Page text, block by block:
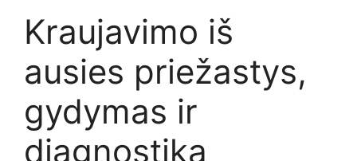
Kraujavimo iš
ausies priežastys,
gydymas ir
diagnostika